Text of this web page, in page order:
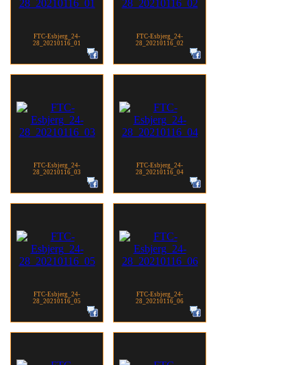
FTC-Esbjerg_24-
28_20210116_01
FTC-Esbjerg_24-
28_20210116_02
FTC-Esbjerg_24-
28_20210116_03
FTC-Esbjerg_24-
28_20210116_04
FTC-Esbjerg_24-
28_20210116_05
FTC-Esbjerg_24-
28_20210116_06